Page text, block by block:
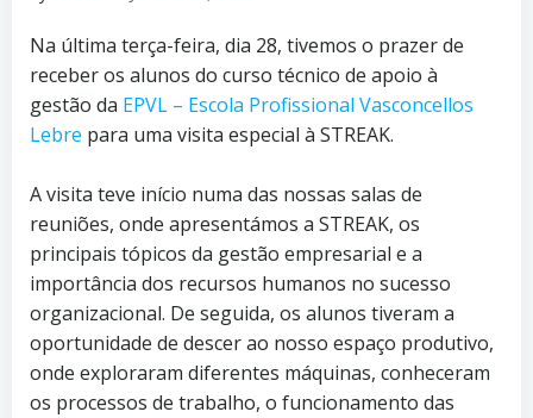
Na última terça-feira, dia 28, tivemos o prazer de
receber os alunos do curso técnico de apoio à
gestão da EPVL – Escola Profissional Vasconcellos
Lebre para uma visita especial à STREAK.
A visita teve início numa das nossas salas de
reuniões, onde apresentámos a STREAK, os
principais tópicos da gestão empresarial e a
importância dos recursos humanos no sucesso
organizacional. De seguida, os alunos tiveram a
oportunidade de descer ao nosso espaço produtivo,
onde exploraram diferentes máquinas, conheceram
os processos de trabalho, o funcionamento das